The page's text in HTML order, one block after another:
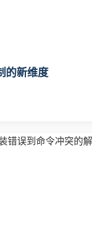
的新维度